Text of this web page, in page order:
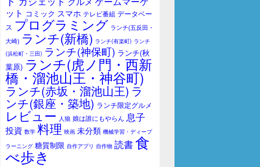
ット コミック スマホ テレビ番組 データベー
ス プログラミング ランチ(五反田・
大崎) ランチ(新橋) ランチ(有楽町) ランチ
(浜松町・三田) ランチ(神保町) ランチ(秋
葉原) ランチ(虎ノ門・西新
橋・溜池山王・神谷町)
ランチ(赤坂・溜池山王) ラ
ンチ(銀座・築地) ランチ限定グルメ
レビュー 人狼 娘は誰にもやらん 息子
投資 数学 料理 映画 未分類 機械学習・ディープ
ラーニング 糖質制限 自作アプリ 自作物 読書食
べ歩き